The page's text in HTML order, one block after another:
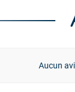
Aucun